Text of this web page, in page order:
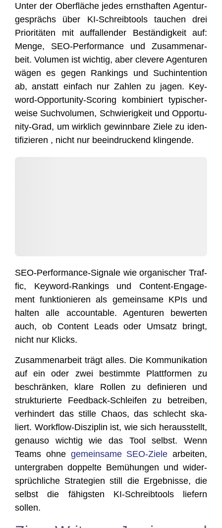
Unter der Ober­flä­che jedes ernst­haf­ten Agen­tur­
ge­sprächs über KI-Schreib­tools tau­chen drei
Prio­ri­tä­ten mit auf­fal­len­der Bestän­dig­keit auf:
Men­ge, SEO-Per­for­mance und Zusam­men­ar­
beit. Volu­men ist wich­tig, aber cle­ve­re Agen­tu­ren
wägen es gegen Ran­kings und Such­in­ten­ti­on
ab, anstatt ein­fach nur Zah­len zu jagen. Key­
word-Oppor­tu­ni­ty-Scoring kom­bi­niert typi­scher­
wei­se Such­vo­lu­men, Schwie­rig­keit und Oppor­tu­
ni­ty-Grad, um wirk­lich gewinn­ba­re Zie­le zu iden­
ti­fi­zie­ren , nicht nur beein­dru­ckend klingende.
SEO-Per­for­mance-Signa­le wie orga­ni­scher Traf­
fic, Key­word-Ran­kings und Con­tent-Enga­ge­
ment funk­tio­nie­ren als gemein­sa­me KPIs und
hal­ten alle accoun­ta­ble. Agen­tu­ren bewer­ten
auch, ob Con­tent Leads oder Umsatz bringt,
nicht nur Klicks.
Zusam­men­ar­beit trägt alles. Die Kom­mu­ni­ka­ti­on
auf ein oder zwei bestimm­te Platt­for­men zu
beschrän­ken, kla­re Rol­len zu defi­nie­ren und
struk­tu­rier­te Feed­back-Schlei­fen zu betrei­ben,
ver­hin­dert das stil­le Cha­os, das schlecht ska­
liert. Work­flow-Dis­zi­plin ist, wie sich her­aus­stellt,
genau­so wich­tig wie das Tool selbst. Wenn
Teams ohne gemein­sa­me SEO-Zie­le arbei­ten,
unter­gra­ben dop­pel­te Bemü­hun­gen und wider­
sprüch­li­che Stra­te­gien still die Ergeb­nis­se, die
selbst die fähigs­ten KI-Schreib­tools lie­fern
sollen.